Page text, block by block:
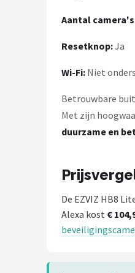
Aantal
Resetknop:Ja
Wi-Fi: Niet
Betrouwbare
Met zijn
duurzame en
De EZVIZ HB8
Alexa kost €